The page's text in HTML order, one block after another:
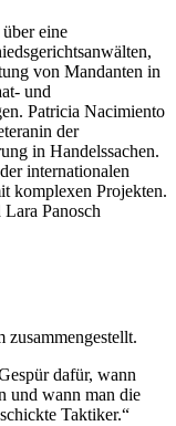
eine
von Mandanten in
und
Patricia Nacimiento
der
in Handelssachen.
internationalen
komplexen Projekten.
Panosch
dafür, wann
und wann man die
Taktiker.“